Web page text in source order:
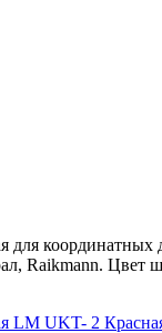
для
Raikmann. Цвет
LM UKT- 2